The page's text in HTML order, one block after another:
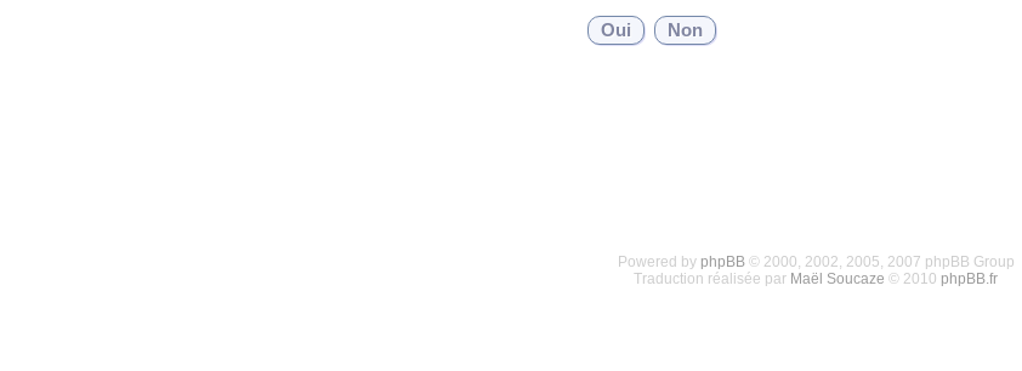
Powered by phpBB© 2000, 2002, 2005, 2007 phpBB Group
Traduction réalisée par Maël Soucaze © 2010 phpBB.fr